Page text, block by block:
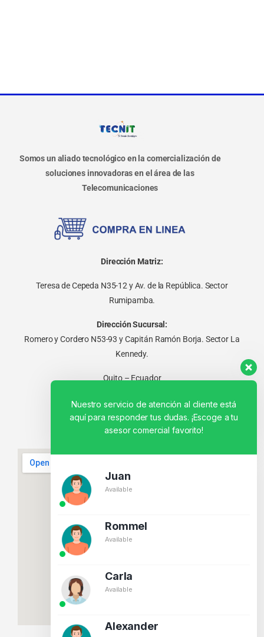
Somos un aliado tecnológico en la comercialización de
soluciones innovadoras en el área de las
Telecomunicaciones
Dirección Matriz:
Teresa de Cepeda N35-12 y Av. de la República. Sector
Rumipamba.
Dirección Sucursal:
Romero y Cordero N53-93 y Capitán Ramón Borja. Sector La
Kennedy.
Quito – Ecuador
Nuestro servicio de atención al cliente está
aquí para responder tus dudas. ¡Escoge a tu
asesor comercial favorito!
Juan
Available
Rommel
Available
Carla
Available
Alexander